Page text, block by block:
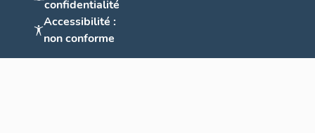
confidentialité
Accessibilité :
non conforme